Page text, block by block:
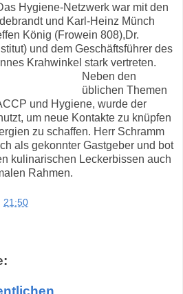
Hygiene-Netzwerk war mit den
und Karl-Heinz Münch
König (Frowein 808),Dr.
und dem Geschäftsführer des
Krahwinkel stark vertreten.
Neben den
üblichen Themen
und Hygiene, wurde der
um neue Kontakte zu knüpfen
zu schaffen. Herr Schramm
als gekonnter Gastgeber und bot
kulinarischen Leckerbissen auch
Rahmen.
21:50